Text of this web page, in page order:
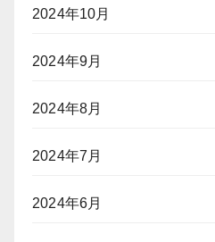
2024年10月
2024年9月
2024年8月
2024年7月
2024年6月